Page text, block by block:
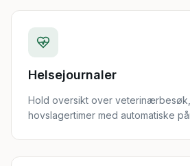
Helsejournaler
Hold oversikt over
hovslagertimer med automatiske